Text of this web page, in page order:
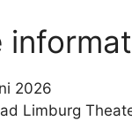
2026
Limburg